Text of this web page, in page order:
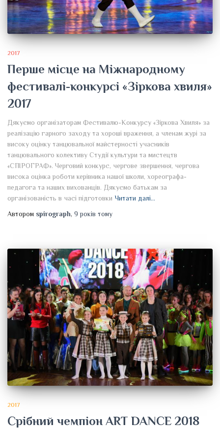
2017
Перше місце на Міжнародному
фестивалі-конкурсі «Зіркова хвиля»
2017
Дякуємо організаторам Фестивалю-Конкурсу «Зіркова Хвиля» за
реалізацію гарного заходу та хороші враження, а членам журі за
високу оцінку танцювальної майстерності учасників
танцювального колективу Студії культури та мистецтв
«СПІРОГРАФ». Черговий конкурс, чергове звершення, чергова
висока оцінка роботи керівника нашої школи, хореографа-
педагога та наших вихованців. Дякуємо батькам за
організованість в часі підготовки Читати далі…
Автором spirograph, 9 років тому
2017
Срібний чемпіон ART DANCE 2018